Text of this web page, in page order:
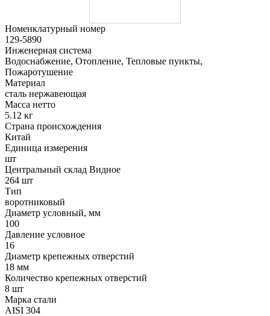
Номенклатурный номер
129-5890
Инженерная система
Водоснабжение, Отопление, Тепловые пункты,
Пожаротушение
Материал
сталь нержавеющая
Масса нетто
5.12 кг
Страна происхождения
Китай
Единица измерения
шт
Центральный склад Видное
264 шт
Тип
воротниковый
Диаметр условный, мм
100
Давление условное
16
Диаметр крепежных отверстий
18 мм
Количество крепежных отверстий
8 шт
Марка стали
AISI 304